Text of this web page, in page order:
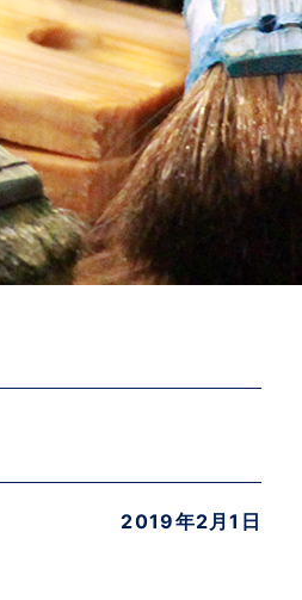
2019年2月1日